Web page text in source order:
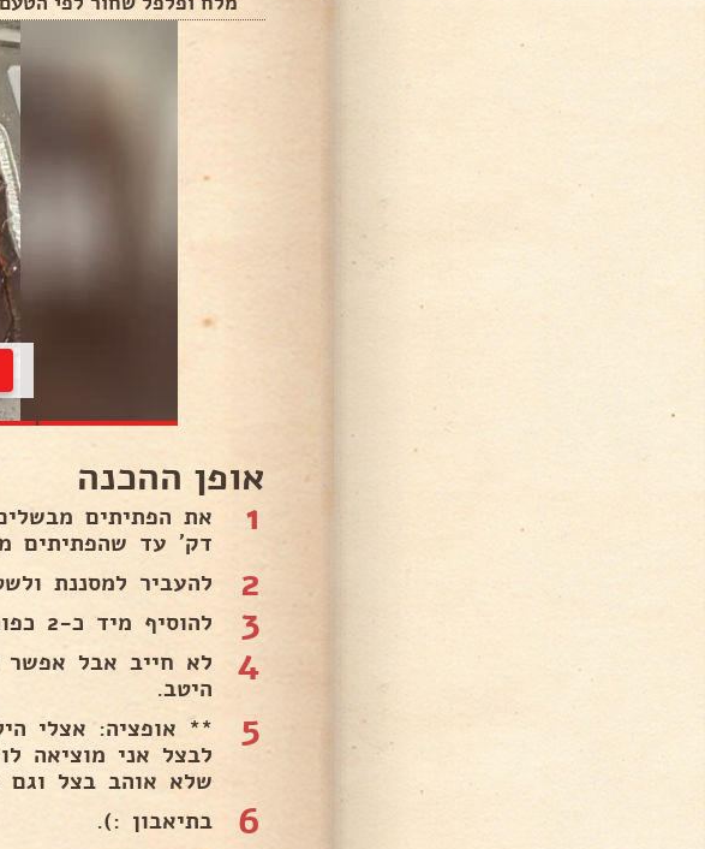
אופן ההכנה
1
דק' עד שהפתיתים
2 להעביר למסננת
3 להוסיף מיד כ-2 כפות שמן או לפי העין ולערבב היטב.
4
לא חייב אבל אפשר
היטב.
5
** אופציה: אצלי
לבצל אני מוציאה
שלא אוהב בצל וגם
6 בתיאבון :).